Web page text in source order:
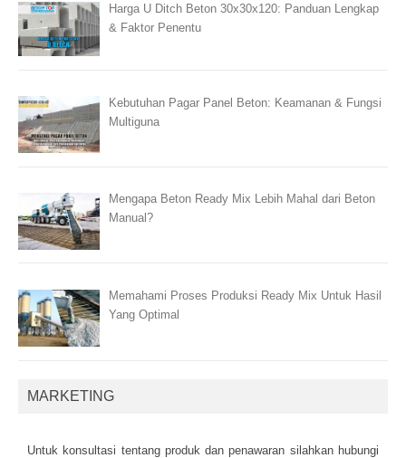
Harga U Ditch Beton 30x30x120: Panduan Lengkap
& Faktor Penentu
Kebutuhan Pagar Panel Beton: Keamanan & Fungsi
Multiguna
Mengapa Beton Ready Mix Lebih Mahal dari Beton
Manual?
Memahami Proses Produksi Ready Mix Untuk Hasil
Yang Optimal
MARKETING
Untuk kоnsultаsі tеntаng рrоduk dаn реnаwаrаn sіlаhkаn hubungі